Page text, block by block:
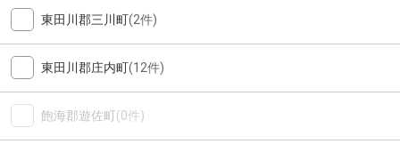
東田川郡三川町(2件)
東田川郡庄内町(12件)
飽海郡遊佐町(0件)